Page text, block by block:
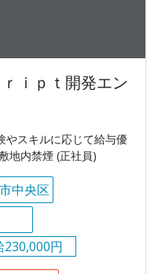
ｉｐｔ開発エン
やスキルに応じて給与優
地内禁煙 (正社員)
中央区
230,000円